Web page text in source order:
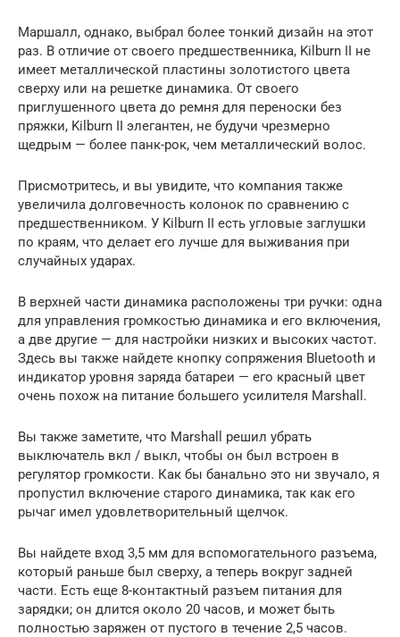
Маршалл, однако, выбрал более тонкий дизайн на этот
раз. В отличие от своего предшественника, Kilburn II не
имеет металлической пластины золотистого цвета
сверху или на решетке динамика. От своего
приглушенного цвета до ремня для переноски без
пряжки, Kilburn II элегантен, не будучи чрезмерно
щедрым — более панк-рок, чем металлический волос.
Присмотритесь, и вы увидите, что компания также
увеличила долговечность колонок по сравнению с
предшественником. У Kilburn II есть угловые заглушки
по краям, что делает его лучше для выживания при
случайных ударах.
В верхней части динамика расположены три ручки: одна
для управления громкостью динамика и его включения,
а две другие — для настройки низких и высоких частот.
Здесь вы также найдете кнопку сопряжения Bluetooth и
индикатор уровня заряда батареи — его красный цвет
очень похож на питание большего усилителя Marshall.
Вы также заметите, что Marshall решил убрать
выключатель вкл / выкл, чтобы он был встроен в
регулятор громкости. Как бы банально это ни звучало, я
пропустил включение старого динамика, так как его
рычаг имел удовлетворительный щелчок.
Вы найдете вход 3,5 мм для вспомогательного разъема,
который раньше был сверху, а теперь вокруг задней
части. Есть еще 8-контактный разъем питания для
зарядки; он длится около 20 часов, и может быть
полностью заряжен от пустого в течение 2,5 часов.